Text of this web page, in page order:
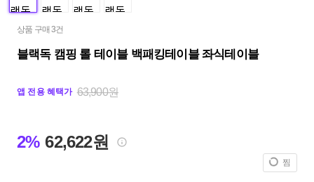
상품 구매 3건
블랙독 캠핑 롤 테이블 백패킹테이블 좌식테이블
앱 전용 혜택가 63,900원
2% 62,622원
찜